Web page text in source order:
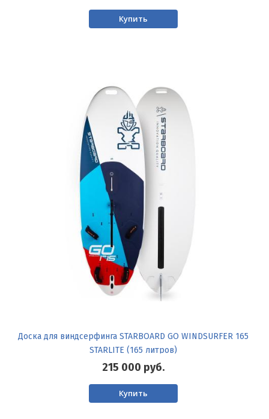
Купить
Доска для виндсерфинга STARBOARD GO WINDSURFER 165
STARLITE (165 литров)
215 000 руб.
Купить